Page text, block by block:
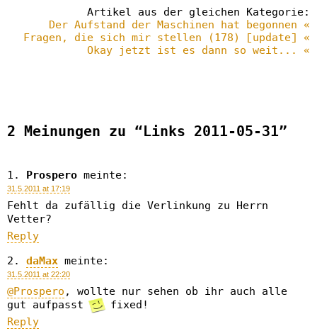
Artikel aus der gleichen Kategorie:
Der Aufstand der Maschinen hat begonnen «
Fragen, die sich mir stellen (178) [update] «
Okay jetzt ist es dann so weit... «
2 Meinungen zu “Links 2011-05-31”
Prospero meinte:
31.5.2011 at 17:19
Fehlt da zufällig die Verlinkung zu Herrn
Vetter?
Reply
daMax meinte:
31.5.2011 at 22:20
@Prospero , wollte nur sehen ob ihr auch alle
gut aufpasst
fixed!
Reply